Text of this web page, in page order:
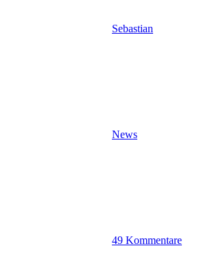
Sebastian
News
49 Kommentare